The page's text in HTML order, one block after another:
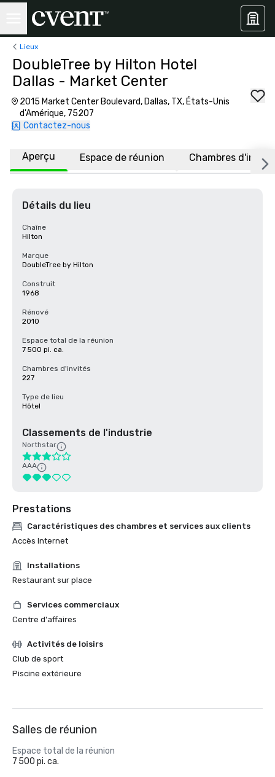
Lieux
DoubleTree by Hilton Hotel
Dallas - Market Center
2015 Market Center Boulevard, Dallas, TX, États-Unis
d'Amérique, 75207
Contactez-nous
Aperçu Espace de réunion Chambres
Détails du lieu
Chaîne
Hilton
Marque
DoubleTree by Hilton
Construit
1968
Rénové
2010
Espace total de la réunion
7 500 pi. ca.
Chambres d'invités
227
Type de lieu
Hôtel
Classements de l'industrie
Northstar
AAA
Prestations
Caractéristiques des chambres et services aux clients
Accès Internet
Installations
Restaurant sur place
Services commerciaux
Centre d'affaires
Activités de loisirs
Club de sport
Piscine extérieure
Salles de réunion
Espace total de la réunion
7 500 pi. ca.